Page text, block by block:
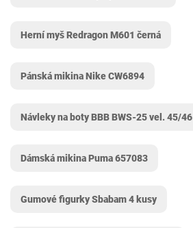
Herní myš Redragon M601 černá
Pánská mikina Nike CW6894
Návleky na boty BBB BWS-25 vel. 45/46
Dámská mikina Puma 657083
Gumové figurky Sbabam 4 kusy